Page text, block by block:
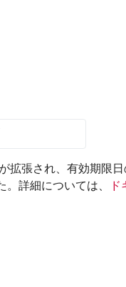
拡張され、有効期限
詳細については、
ド